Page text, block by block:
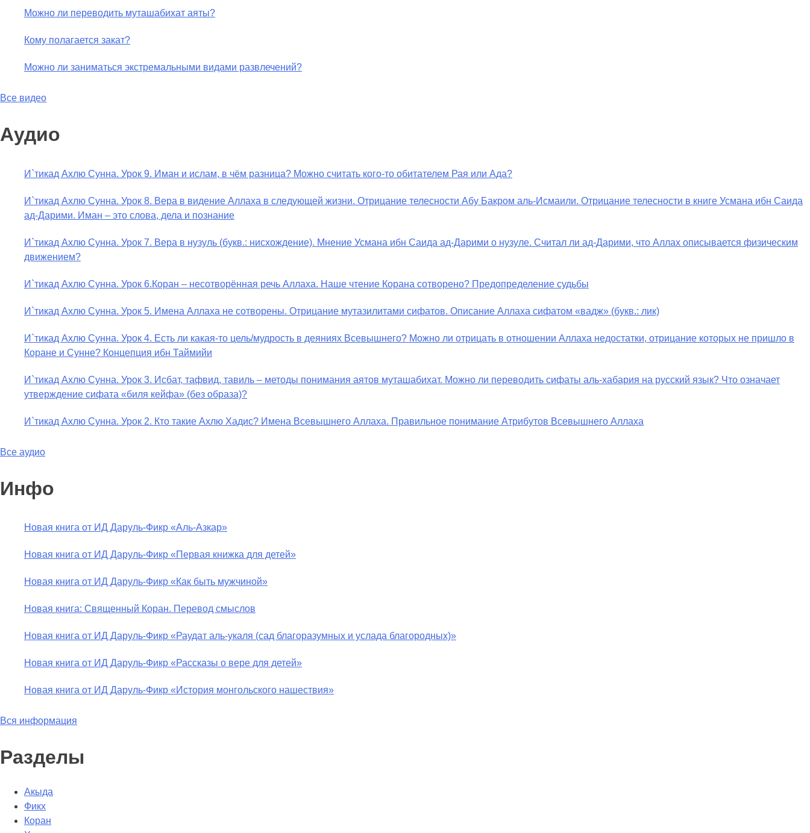
Можно ли переводить муташабихат аяты?
Кому полагается закат?
Можно ли заниматься экстремальными видами развлечений?
Все видео
Аудио
И`тикад Ахлю Сунна. Урок 9. Иман и ислам, в чём разница? Можно считать кого-то обитателем Рая или Ада?
И`тикад Ахлю Сунна. Урок 8. Вера в видение Аллаха в следующей жизни. Отрицание телесности Абу Бакром аль-Исмаили. Отрицание телесности в книге Усмана ибн Саида
ад-Дарими. Иман – это слова, дела и познание
И`тикад Ахлю Сунна. Урок 7. Вера в нузуль (букв.: нисхождение). Мнение Усмана ибн Саида ад-Дарими о нузуле. Считал ли ад-Дарими, что Аллах описывается физическим
движением?
И`тикад Ахлю Сунна. Урок 6.Коран – несотворённая речь Аллаха. Наше чтение Корана сотворено? Предопределение судьбы
И`тикад Ахлю Сунна. Урок 5. Имена Аллаха не сотворены. Отрицание мутазилитами сифатов. Описание Аллаха сифатом «вадж» (букв.: лик)
И`тикад Ахлю Сунна. Урок 4. Есть ли какая-то цель/мудрость в деяниях Всевышнего? Можно ли отрицать в отношении Аллаха недостатки, отрицание которых не пришло в
Коране и Сунне? Концепция ибн Таймийи
И`тикад Ахлю Сунна. Урок 3. Исбат, тафвид, тавиль – методы понимания аятов муташабихат. Можно ли переводить сифаты аль-хабария на русский язык? Что означает
утверждение сифата «биля кейфа» (без образа)?
И`тикад Ахлю Сунна. Урок 2. Кто такие Ахлю Хадис? Имена Всевышнего Аллаха. Правильное понимание Атрибутов Всевышнего Аллаха
Все аудио
Инфо
Новая книга от ИД Даруль-Фикр «Аль-Азкар»
Новая книга от ИД Даруль-Фикр «Первая книжка для детей»
Новая книга от ИД Даруль-Фикр «Как быть мужчиной»
Новая книга: Священный Коран. Перевод смыслов
Новая книга от ИД Даруль-Фикр «Раудат аль-укаля (cад благоразумных и услада благородных)»
Новая книга от ИД Даруль-Фикр «Рассказы о вере для детей»
Новая книга от ИД Даруль-Фикр «История монгольского нашествия»
Вся информация
Разделы
Акыда
Фикх
Коран